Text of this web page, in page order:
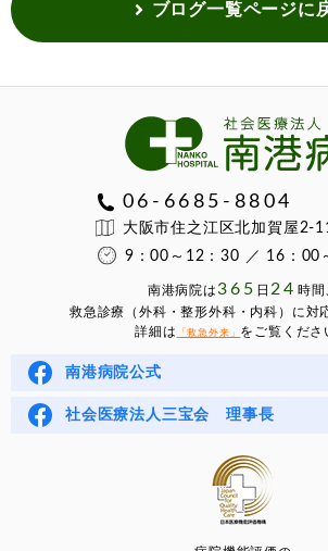
ブログ一覧ページに
06-6685-8804
大阪市住之江区北加賀屋2-
9：00～12：30 ／ 16：00
南港病院は365 ⽇ 24 時間
救急診療（外科・整形外科・内科）に対
詳細は
「救急外来」 をご覧くださ
南港病院公式
社会医療法人三宝会 理事長